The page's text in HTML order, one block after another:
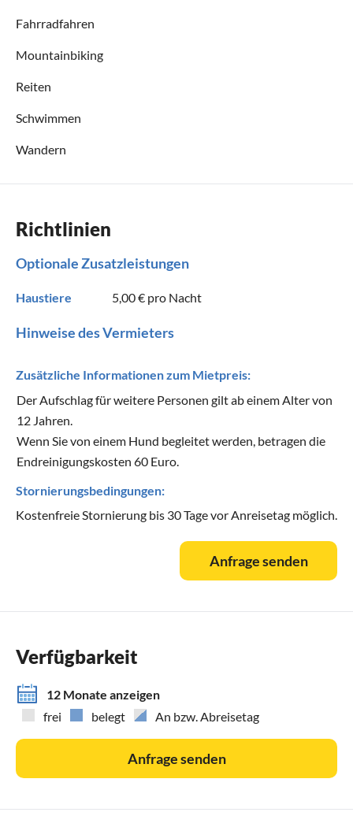
Fahrradfahren
Mountainbiking
Reiten
Schwimmen
Wandern
Richtlinien
Optionale Zusatzleistungen
Haustiere 5,00 € pro Nacht
Hinweise des Vermieters
Zusätzliche Informationen zum Mietpreis:
Der Aufschlag für weitere Personen gilt ab einem Alter von
12 Jahren.
Wenn Sie von einem Hund begleitet werden, betragen die
Endreinigungskosten 60 Euro.
Stornierungsbedingungen:
Kostenfreie Stornierung bis 30 Tage vor Anreisetag möglich.
Anfrage senden
Verfügbarkeit
12 Monate anzeigen
frei
belegt An bzw. Abreisetag
Anfrage senden